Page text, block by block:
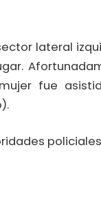
lateral
fue